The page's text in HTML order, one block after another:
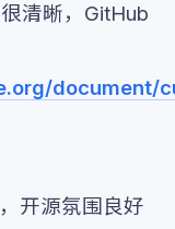
清晰，GitHub
document/
开源氛围良好